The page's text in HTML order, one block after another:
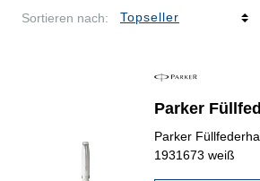
Sortieren nach:
Parker
Parker
1931673 weiß